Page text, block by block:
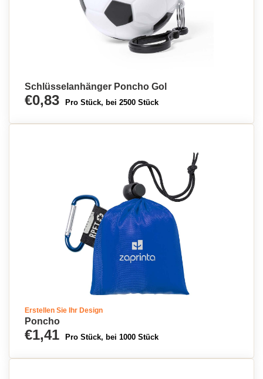
Schlüsselanhänger Poncho Gol
€0,83 Pro Stück, bei 2500 Stück
Erstellen Sie Ihr Design
Poncho
€1,41 Pro Stück, bei 1000 Stück